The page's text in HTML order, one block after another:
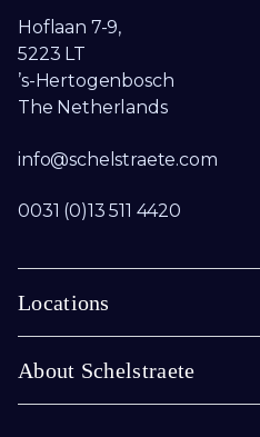
Hoflaan 7-9,
5223 LT
’s-Hertogenbosch
The Netherlands
info@schelstraete.com​
0031 (0)13 511 4420
Locations
About Schelstraete